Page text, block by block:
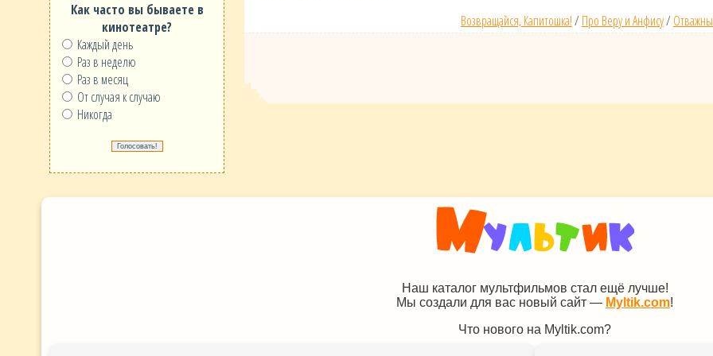
Как часто вы бываете в
кинотеатре?
Каждый день
Раз в неделю
Раз в месяц
От случая к случаю
Никогда
Возвращайся, Капитошка!/ Про Веру и Анфису/
Наш каталог мультфильмов стал ещё лучше!
Мы создали для вас новый сайт — Myltik.com!
Что нового на Myltik.com?